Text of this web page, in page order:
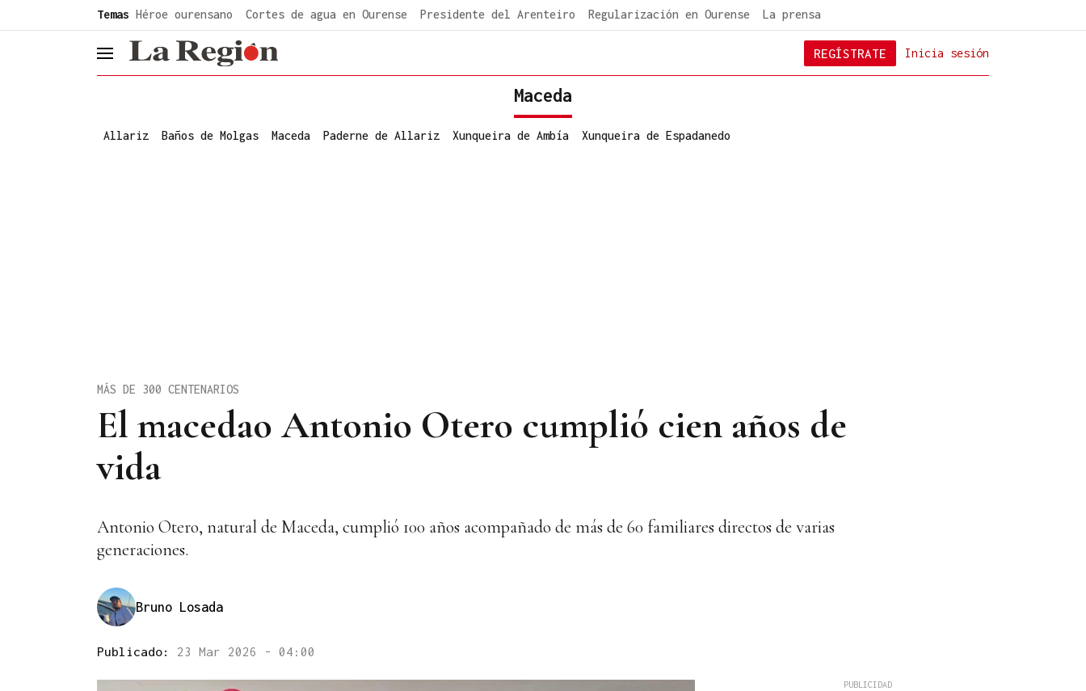
Temas Héroe ourensano Cortes de agua en Ourense Presidente del Arenteiro Regularización en Ourense La prensa
header.menu.open Inicia sesión
REGÍSTRATE
Maceda
Allariz Baños de Molgas Maceda Paderne de Allariz Xunqueira de Ambía Xunqueira de Espadanedo
El macedao Antonio Otero cumplió cien años de
vida
MÁS DE 300 CENTENARIOS
Antonio Otero, natural de Maceda, cumplió 100 años acompañado de más de 60 familiares directos de varias
generaciones.
Bruno Losada
Publicado: 23 Mar 2026 - 04:00